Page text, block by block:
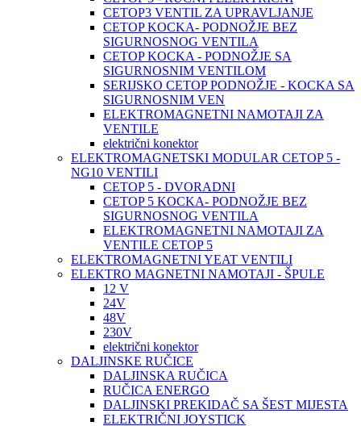
CETOP3 VENTIL ZA UPRAVLJANJE
CETOP KOCKA- PODNOŽJE BEZ
SIGURNOSNOG VENTILA
CETOP KOCKA - PODNOŽJE SA
SIGURNOSNIM VENTILOM
SERIJSKO CETOP PODNOŽJE - KOCKA SA
SIGURNOSNIM VEN
ELEKTROMAGNETNI NAMOTAJI ZA
VENTILE
električni konektor
ELEKTROMAGNETSKI MODULAR CETOP 5 -
NG10 VENTILI
CETOP 5 - DVORADNI
CETOP 5 KOCKA- PODNOŽJE BEZ
SIGURNOSNOG VENTILA
ELEKTROMAGNETNI NAMOTAJI ZA
VENTILE CETOP 5
ELEKTROMAGNETNI YEAT VENTILI
ELEKTRO MAGNETNI NAMOTAJI - ŠPULE
12 V
24V
48V
230V
električni konektor
DALJINSKE RUČICE
DALJINSKA RUČICA
RUČICA ENERGO
DALJINSKI PREKIDAČ SA ŠEST MIJESTA
ELEKTRIČNI JOYSTICK